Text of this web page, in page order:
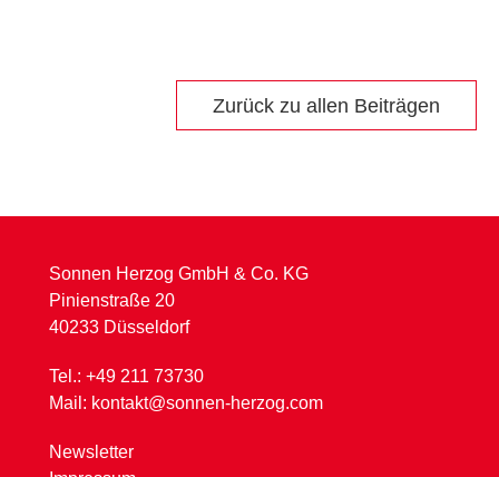
Zurück zu allen Beiträgen
Sonnen Herzog GmbH & Co. KG
Pinienstraße 20
40233 Düsseldorf
Tel.: +49 211 73730
Mail: kontakt@sonnen-herzog.com
Newsletter